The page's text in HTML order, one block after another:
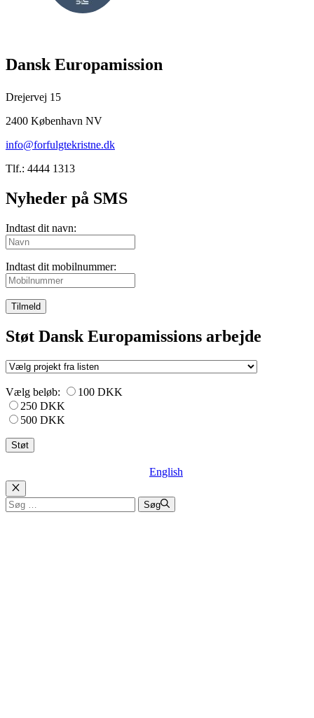
Dansk Europamission
Drejervej 15
2400 København NV
info@forfulgtekristne.dk
Tlf.: 4444 1313
Nyheder på SMS
Indtast dit navn:
Indtast dit mobilnummer:
Tilmeld
Støt Dansk Europamissions arbejde
Vælg beløb:
100 DKK
250 DKK
500 DKK
English
Luk
Søg
efter:
Søg